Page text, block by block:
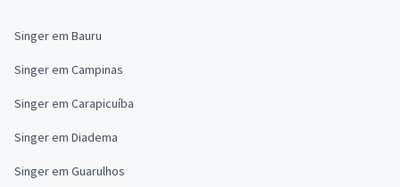
Singer em Bauru
Singer em Campinas
Singer em Carapicuíba
Singer em Diadema
Singer em Guarulhos